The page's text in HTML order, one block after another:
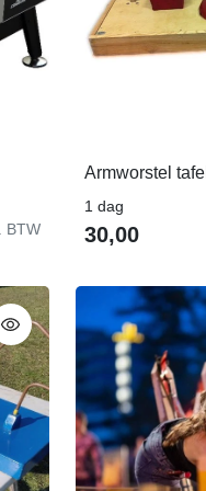
BTW
Armworstel tafel
1 dag
30,00